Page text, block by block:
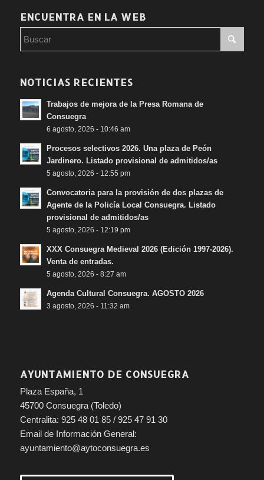
ENCUENTRA EN LA WEB
NOTICIAS RECIENTES
Trabajos de mejora de la Presa Romana de
Consuegra
6 agosto, 2026 - 10:46 am
Procesos selectivos 2026. Una plaza de Peón
Jardinero. Listado provisional de admitidos/as
5 agosto, 2026 - 12:55 pm
Convocatoria para la provisión de dos plazas de
Agente de la Policía Local Consuegra. Listado
provisional de admitidos/as
5 agosto, 2026 - 12:19 pm
XXX Consuegra Medieval 2026 (Edición 1997-2026).
Venta de entradas.
5 agosto, 2026 - 8:27 am
Agenda Cultural Consuegra. AGOSTO 2026
3 agosto, 2026 - 11:32 am
AYUNTAMIENTO DE CONSUEGRA
Plaza España, 1
45700 Consuegra (Toledo)
Centralita: 925 48 01 85 / 925 47 91 30
Email de Información General:
ayuntamiento@aytoconsuegra.es